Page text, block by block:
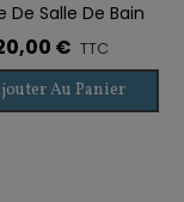
De Salle De Bain
NOA 2 Tiroirs
€ TTC
Au Panier